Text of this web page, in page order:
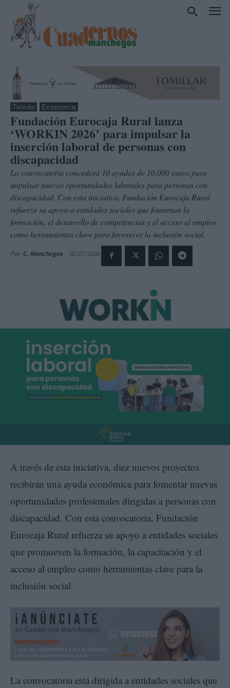
Toledo Economía
Fundación Eurocaja Rural lanza
‘WORKIN 2026’ para impulsar la
inserción laboral de personas con
discapacidad
La convocatoria concederá 10 ayudas de 10.000 euros para
impulsar nuevas oportunidades laborales para personas con
discapacidad. Con esta iniciativa, Fundación Eurocaja Rural
refuerza su apoyo a entidades sociales que fomentan la
formación, el desarrollo de competencias y el acceso al empleo
como herramientas clave para favorecer la inclusión social.
Por C. Manchegos 02/07/2026
A través de esta iniciativa, diez nuevos proyectos
recibirán una ayuda económica para fomentar nuevas
oportunidades profesionales dirigidas a personas con
discapacidad. Con esta convocatoria, Fundación
Eurocaja Rural refuerza su apoyo a entidades sociales
que promueven la formación, la capacitación y el
acceso al empleo como herramientas clave para la
inclusión social.
La convocatoria está dirigida a entidades sociales que